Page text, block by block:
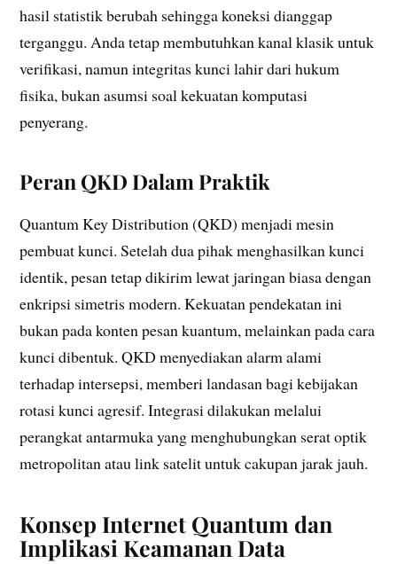
hasil statistik berubah sehingga koneksi dianggap
terganggu. Anda tetap membutuhkan kanal klasik untuk
verifikasi, namun integritas kunci lahir dari hukum
fisika, bukan asumsi soal kekuatan komputasi
penyerang.
Peran QKD Dalam Praktik
Quantum Key Distribution (QKD) menjadi mesin
pembuat kunci. Setelah dua pihak menghasilkan kunci
identik, pesan tetap dikirim lewat jaringan biasa dengan
enkripsi simetris modern. Kekuatan pendekatan ini
bukan pada konten pesan kuantum, melainkan pada cara
kunci dibentuk. QKD menyediakan alarm alami
terhadap intersepsi, memberi landasan bagi kebijakan
rotasi kunci agresif. Integrasi dilakukan melalui
perangkat antarmuka yang menghubungkan serat optik
metropolitan atau link satelit untuk cakupan jarak jauh.
Konsep Internet Quantum dan
Implikasi Keamanan Data